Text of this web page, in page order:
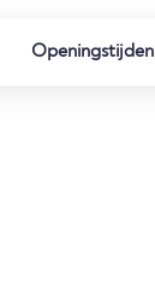
Openingstijden